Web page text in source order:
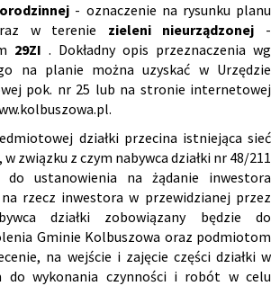
- oznaczenie na rysunku planu
w terenie zieleni nieurządzonej -
29ZI . Dokładny opis przeznaczenia wg
na planie można uzyskać w Urzędzie
pok. nr 25 lub na stronie internetowej
.
działki przecina istniejąca sieć
związku z czym nabywca działki nr 48/211
do ustanowienia na żądanie inwestora
na rzecz inwestora w przewidzianej przez
działki zobowiązany będzie do
Gminie Kolbuszowa oraz podmiotom
na wejście i zajęcie części działki w
do wykonania czynności i robót w celu